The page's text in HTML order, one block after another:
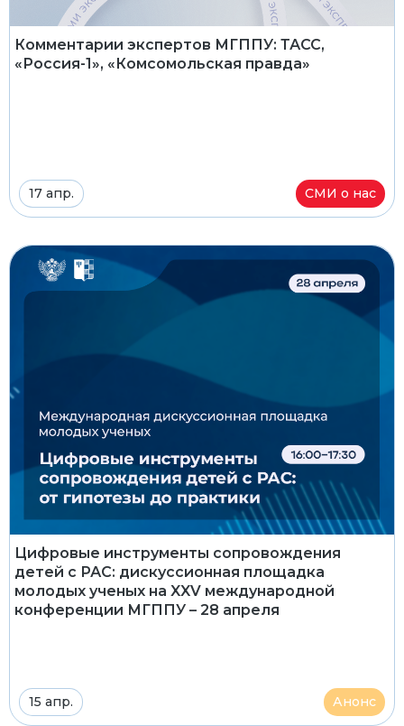
Комментарии экспертов МГППУ: ТАСС,
«Россия-1», «Комсомольская правда»
17 апр. СМИ о нас
Цифровые инструменты сопровождения
детей с РАС: дискуссионная площадка
молодых ученых на XXV международной
конференции МГППУ – 28 апреля
15 апр. Анонс